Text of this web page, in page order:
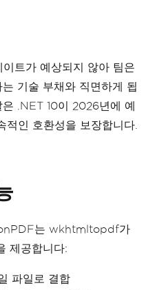
트가 예상되지 않아 팀은
기술 부채와 직면하게 됩
.NET 10이 2026년에 예
인 호환성을 보장합니다.
는 wkhtmltopdf가
제공합니다:
파일로 결합